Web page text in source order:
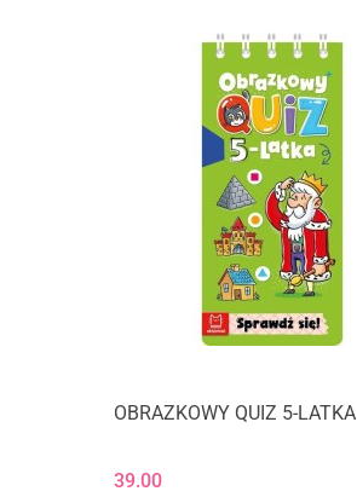
OBRAZKOWY QUIZ 5-LATKA
39.00